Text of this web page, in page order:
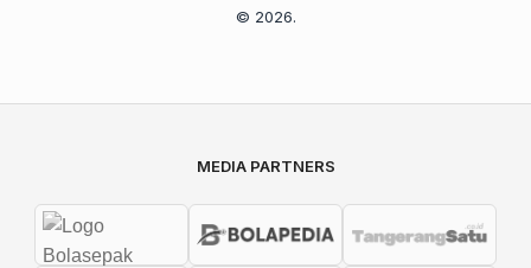
© 2026.
MEDIA PARTNERS